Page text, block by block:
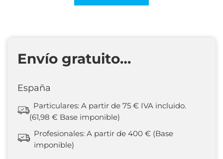
Envío gratuito…
España
Particulares: A partir de 75 € IVA incluido.
(61,98 € Base imponible)
Profesionales: A partir de 400 € (Base
imponible)